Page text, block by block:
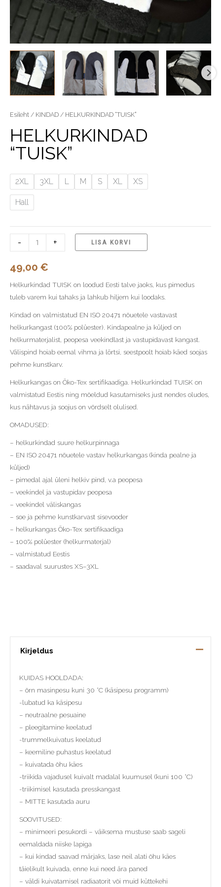
Esileht / KINDAD / HELKURKINDAD “TUISK”
HELKURKINDAD
“TUISK”
2XL 3XL L M S XL XS
Hall
-
HELKURKINDAD
kogus
+ LISA KORVI
49,00 €
Helkurkindad TUISK on loodud Eesti talve jaoks, kus pimedus
tuleb varem kui tahaks ja lahkub hiljem kui loodaks.
Kindad on valmistatud EN ISO 20471 nõuetele vastavast
helkurkangast (100% polüester). Kindapealne ja küljed on
helkurmaterjalist, peopesa veekindlast ja vastupidavast kangast.
Välispind hoiab eemal vihma ja lörtsi, seestpoolt hoiab käed soojas
pehme kunstkarv.
Helkurkangas on Öko-Tex sertifikaadiga. Helkurkindad TUISK on
valmistatud Eestis ning mõeldud kasutamiseks just nendes oludes,
kus nähtavus ja soojus on võrdselt olulised.
OMADUSED:
– helkurkindad suure helkurpinnaga
– EN ISO 20471 nõuetele vastav helkurkangas (kinda pealne ja
küljed)
– pimedal ajal üleni helkiv pind, v.a peopesa
– veekindel ja vastupidav peopesa
– veekindel väliskangas
– soe ja pehme kunstkarvast sisevooder
– helkurkangas Öko-Tex sertifikaadiga
– 100% polüester (helkurmaterjal)
– valmistatud Eestis
– saadaval suurustes XS–3XL
Kirjeldus
KUIDAS HOOLDADA:
– õrn masinpesu kuni 30 °C (käsipesu programm)
-lubatud ka käsipesu
– neutraalne pesuaine
– pleegitamine keelatud
-trummelkuivatus keelatud
– keemiline puhastus keelatud
– kuivatada õhu käes
-triikida vajadusel kuivalt madalal kuumusel (kuni 100 °C)
-triikimisel kasutada presskangast
– MITTE kasutada auru
SOOVITUSED:
– minimeeri pesukordi – väiksema mustuse saab sageli
eemaldada niiske lapiga
– kui kindad saavad märjaks, lase neil alati õhu käes
täielikult kuivada, enne kui need ära paned
– väldi kuivatamisel radiaatorit või muid küttekehi